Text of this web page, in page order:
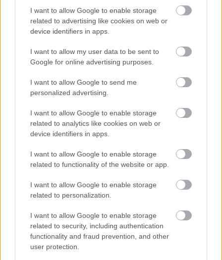
I want to allow Google to enable storage
related to advertising like cookies on web or
device identifiers in apps.
I want to allow my user data to be sent to
Google for online advertising purposes.
I want to allow Google to send me
personalized advertising.
I want to allow Google to enable storage
related to analytics like cookies on web or
device identifiers in apps.
I want to allow Google to enable storage
related to functionality of the website or app.
I want to allow Google to enable storage
related to personalization.
I want to allow Google to enable storage
related to security, including authentication
functionality and fraud prevention, and other
user protection.
"Mozart-művekből is énekeltem ezeken a
hangversenyeken, mert előbb a Figaro
házasságában Susanna, később a Grófné
meghatározó állomása a pályámnak. Ezek nem
szerepelnek a lemezen, hiszen létezik külön Mozart
CD-m és DVD-m. Jövőre kicsit változtatok, a francia
szerepekből többet illesztek a műsorba. Szeretném
az ország nyugati fertályán is megismertetni az
Mint mondta, a közönség fogadtatása azt is jelzi
úgynevezett "magas kultúra", ha megfelelő
figyelemmel nyújtják nekik, az őszinteség, a nyíltság
szempontból is érdekesek a tapasztalatok,
Miskolcon például az ottani művészeti karon tanuló
fiatal énekesek keresték meg a koncert után.
A CD-n Kovács János vezényletével az MR
Szimfonikusok kísérikRost Andreát, az egyik
Otello-részletben Gémes Katalin
albumot a Médiaszolgáltatás-támogató és